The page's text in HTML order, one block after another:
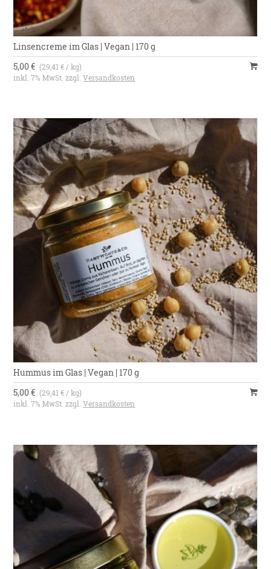
Linsencreme im Glas | Vegan | 170 g
5,00 € (29,41 € / kg)
inkl. 7% MwSt. zzgl.Versandkosten
Hummus im Glas | Vegan | 170 g
5,00 € (29,41 € / kg)
inkl. 7% MwSt. zzgl.Versandkosten